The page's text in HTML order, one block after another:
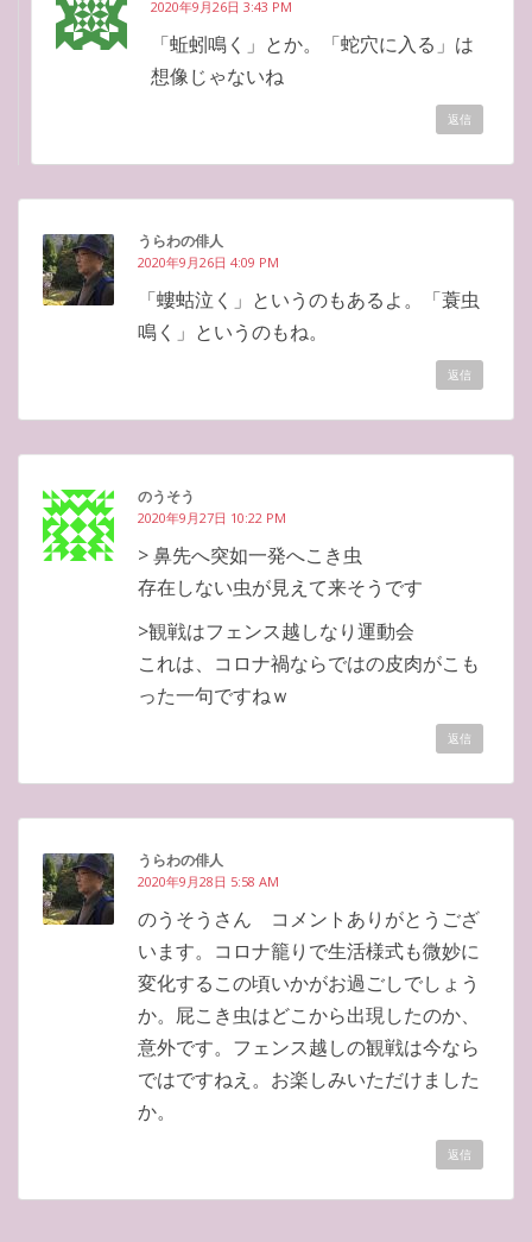
2020年9月26日 3:43 PM
「蚯蚓鳴く」とか。「蛇穴に入る」は
想像じゃないね
返信
うらわの俳人
2020年9月26日 4:09 PM
「螻蛄泣く」というのもあるよ。「蓑虫
鳴く」というのもね。
返信
のうそう
2020年9月27日 10:22 PM
> 鼻先へ突如一発へこき虫
存在しない虫が見えて来そうです
>観戦はフェンス越しなり運動会
これは、コロナ禍ならではの皮肉がこも
った一句ですねｗ
返信
うらわの俳人
2020年9月28日 5:58 AM
のうそうさん コメントありがとうござ
います。コロナ籠りで生活様式も微妙に
変化するこの頃いかがお過ごしでしょう
か。屁こき虫はどこから出現したのか、
意外です。フェンス越しの観戦は今なら
ではですねえ。お楽しみいただけました
か。
返信